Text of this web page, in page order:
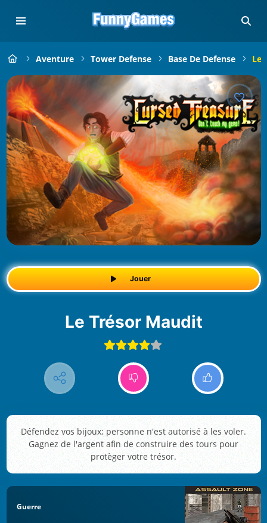
Aventure Tower Defense Base De Defense Le
Jouer
Le Trésor Maudit
Défendez vos bijoux; personne n'est autorisé à les voler.
Gagnez de l'argent afin de construire des tours pour
protèger votre trésor.
Guerre